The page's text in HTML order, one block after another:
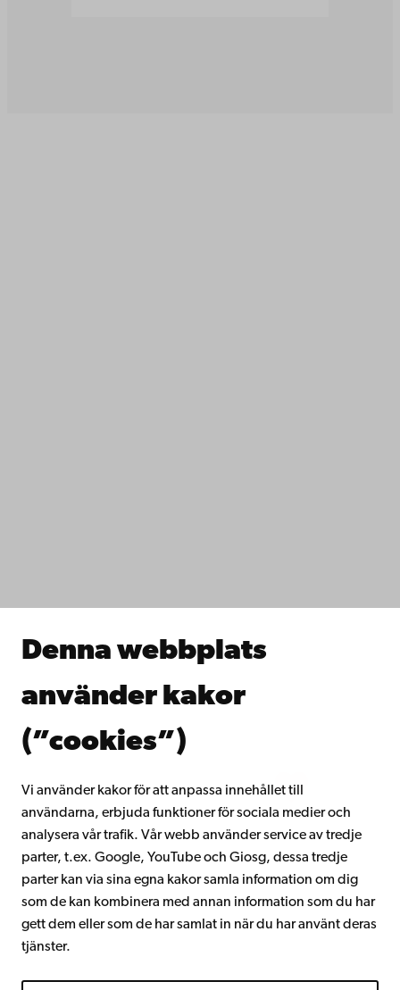
Denna webbplats
använder kakor
(”cookies”)
Vi använder kakor för att anpassa innehållet till
användarna, erbjuda funktioner för sociala medier och
analysera vår trafik. Vår webb använder service av tredje
parter, t.ex. Google, YouTube och Giosg, dessa tredje
parter kan via sina egna kakor samla information om dig
som de kan kombinera med annan information som du har
gett dem eller som de har samlat in när du har använt deras
tjänster.
Samarbeta med oss
Kontinuerligt lärande
Gå med i Åbo Akademis alumnnätverk
Intranätet
Facebook InstagramYouTube LinkedIn Blog Snapchat